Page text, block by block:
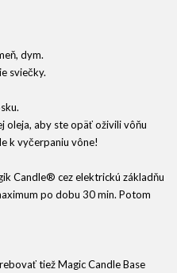
dym.
sviečky.
oleja, aby ste opäť oživili vôňu
k vyčerpaniu vône!
Candle® cez elektrickú základňu
po dobu 30 min. Potom
tiež Magic Candle Base